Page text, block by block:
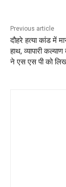
Previous article
दौहरे हत्या कांड में
हाथ, व्यापारी
ने एस एस पी को